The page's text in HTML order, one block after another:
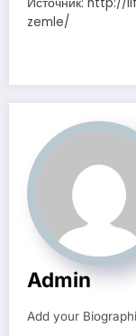
zemle/
Admin
Add your